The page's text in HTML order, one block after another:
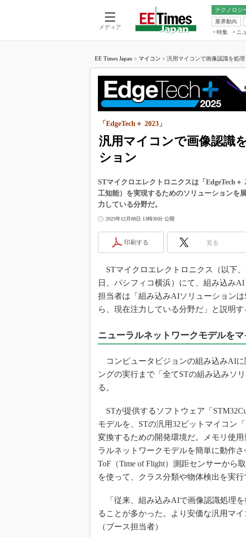
メディア
テクノロジ
電池／エネルギー
アナログ
マイコン
FPGA
業界動向
特集 ニ
福田昭のデバイ
湯之上隆のナノ
大山聡の業界ス
大原雄介のエレ
学漂流記
Buzzword
この10年で起
光伝送技術を知
“異端児エンジ
改革、執念の180
イノベーショ
JASA発IoT通信
IHSアナリスト
電子ブ
EE Times Japan > マイコン > 汎用マイコンで画像認識を処理
汎用マイコンで画像認識
ション
「EdgeTech＋ 2023」
STマイクロエレクトロニクスは「EdgeTech
工知能）を実現するためのソリューションを
力している分野だ。
2023年12月08日 13時30分 公開
印刷する 見る
STマイクロエレクトロニクス（以下、
日、パシフィコ横浜）にて、組み込み
担当者は「組み込みAIソリューション
ら、現在注力している分野だ」と説明す
ニューラルネットワークモデルを
コンピュータビジョンの組み込みAI
ングの実行まで「全てSTの組み込みソ
る。
STが提供するソフトウェア「
モデルを、STの汎用32ビットマイコン
変換するための開発環境だ。メモリ使
ラルネットワークモデルを簡単に動作
ToF（Time of Flight）測距センサーから
を使って、クラス分類や物体検出を実行
「従来、組み込みAIで画像認識処理
ることが多かった。より安価な汎用マ
（ブース担当者）